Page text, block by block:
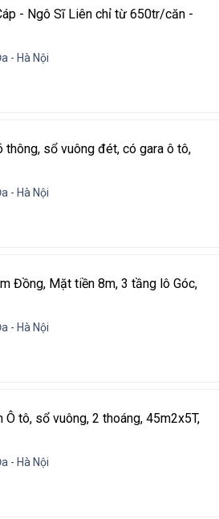
- Ngô Sĩ Liên chỉ từ 650tr/căn -
- Hà Nội
thông, sổ vuông đét, có gara ô tô,
- Hà Nội
Đồng, Mặt tiền 8m, 3 tầng lô Góc,
- Hà Nội
Ô tô, sổ vuông, 2 thoáng, 45m2x5T,
- Hà Nội